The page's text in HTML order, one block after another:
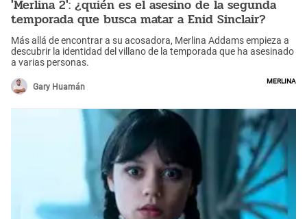
'Merlina 2': ¿quién es el asesino de la segunda
temporada que busca matar a Enid Sinclair?
Más allá de encontrar a su acosadora, Merlina Addams empieza a
descubrir la identidad del villano de la temporada que ha asesinado
a varias personas.
Gary Huamán
Merlina